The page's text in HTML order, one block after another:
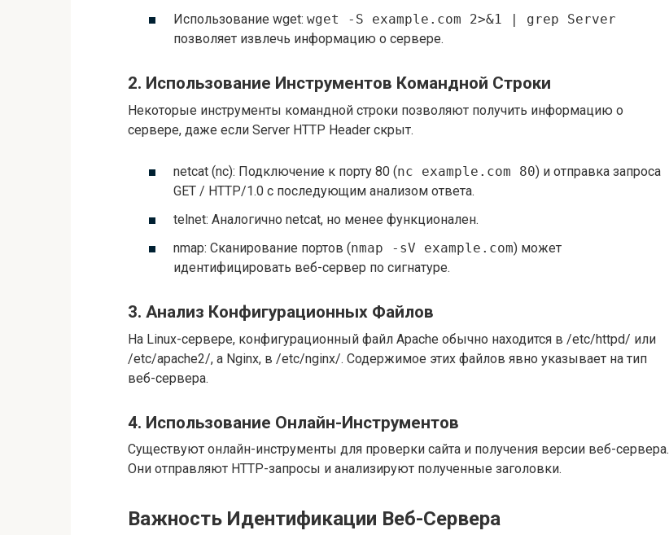
Использование wget: wget -S example.com 2>&1 | grep Server
позволяет извлечь информацию о сервере.
2. Использование Инструментов Командной Строки
Некоторые инструменты командной строки позволяют получить информацию о
сервере, даже если Server HTTP Header скрыт.
netcat (nc): Подключение к порту 80 (nc example.com 80) и отправка запроса
GET / HTTP/1.0 с последующим анализом ответа.
telnet: Аналогично netcat, но менее функционален.
nmap: Сканирование портов (nmap -sV example.com) может
идентифицировать веб-сервер по сигнатуре.
3. Анализ Конфигурационных Файлов
На Linux-сервере, конфигурационный файл Apache обычно находится в /etc/httpd/ или
/etc/apache2/, а Nginx, в /etc/nginx/. Содержимое этих файлов явно указывает на тип
веб-сервера.
4. Использование Онлайн-Инструментов
Существуют онлайн-инструменты для проверки сайта и получения версии веб-сервера.
Они отправляют HTTP-запросы и анализируют полученные заголовки.
Важность Идентификации Веб-Сервера